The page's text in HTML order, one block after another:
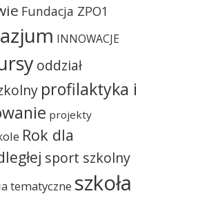
Fundacja ZPO1
INNOWACJE
oddział
profilaktyka i
projekty
Rok dla
sport szkolny
tematyczne szkoła